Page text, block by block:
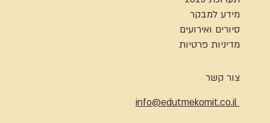
מידע למבקר
סיורים ואירועים
מדיניות פרטיות
צור קשר
info@edutmekomit.co.il